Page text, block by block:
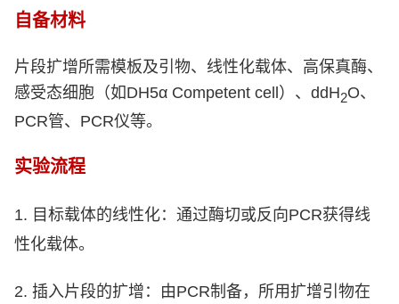
自备材料
片段扩增所需模板及引物、线性化载体、高保真酶、
感受态细胞 （如DH5α Competent cell ）、 ddH2O、
PCR管、 PCR仪等。
实验流程
1. 目标载体的线性化：通过酶切或反向PCR获得线
性化载体。
2. 插入片段的扩增：由PCR制备，所用扩增引物在